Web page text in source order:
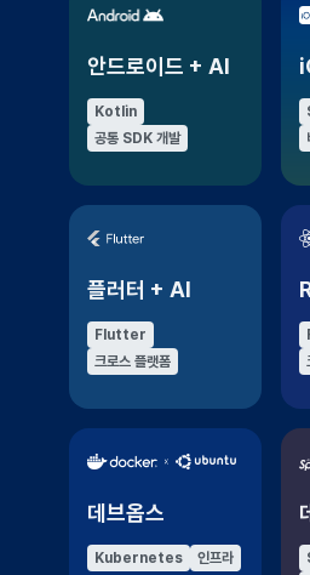
안드로이드 + AI
Kotlin
공통 SDK 개발
플러터 + AI
Flutter
크로스 플랫폼
데브옵스
Kubernetes 인프라